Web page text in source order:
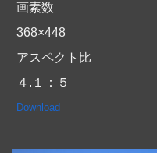
画素数
368×448
アスペクト比
４.１：５
Download